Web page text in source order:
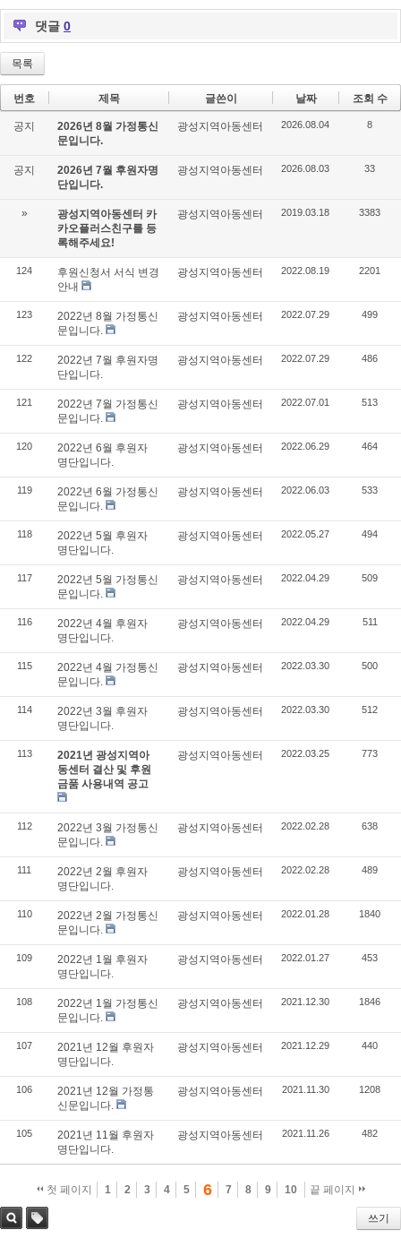
댓글 0
목록
번호 제목 글쓴이 날짜 조회 수
공지
2026년 8월 가정통신
문입니다.
광성지역아동센터 2026.08.04 8
공지
2026년 7월 후원자명
단입니다.
광성지역아동센터 2026.08.03 33
»
광성지역아동센터 카
카오플러스친구를 등
록해주세요!
광성지역아동센터 2019.03.18 3383
124
후원신청서 서식 변경
안내
광성지역아동센터 2022.08.19 2201
123
2022년 8월 가정통신
문입니다.
광성지역아동센터 2022.07.29 499
122
2022년 7월 후원자명
단입니다.
광성지역아동센터 2022.07.29 486
121
2022년 7월 가정통신
문입니다.
광성지역아동센터 2022.07.01 513
120
2022년 6월 후원자
명단입니다.
광성지역아동센터 2022.06.29 464
119
2022년 6월 가정통신
문입니다.
광성지역아동센터 2022.06.03 533
118
2022년 5월 후원자
명단입니다.
광성지역아동센터 2022.05.27 494
117
2022년 5월 가정통신
문입니다.
광성지역아동센터 2022.04.29 509
116
2022년 4월 후원자
명단입니다.
광성지역아동센터 2022.04.29 511
115
2022년 4월 가정통신
문입니다.
광성지역아동센터 2022.03.30 500
114
2022년 3월 후원자
명단입니다.
광성지역아동센터 2022.03.30 512
113
2021년 광성지역아
동센터 결산 및 후원
금품 사용내역 공고
광성지역아동센터 2022.03.25 773
112
2022년 3월 가정통신
문입니다.
광성지역아동센터 2022.02.28 638
111
2022년 2월 후원자
명단입니다.
광성지역아동센터 2022.02.28 489
110
2022년 2월 가정통신
문입니다.
광성지역아동센터 2022.01.28 1840
109
2022년 1월 후원자
명단입니다.
광성지역아동센터 2022.01.27 453
108
2022년 1월 가정통신
문입니다.
광성지역아동센터 2021.12.30 1846
107
2021년 12월 후원자
명단입니다.
광성지역아동센터 2021.12.29 440
106
2021년 12월 가정통
신문입니다.
광성지역아동센터 2021.11.30 1208
105
2021년 11월 후원자
명단입니다.
광성지역아동센터 2021.11.26 482
첫 페이지 1 2 3 4 5 6 7 8 9 10 끝 페이지
쓰기